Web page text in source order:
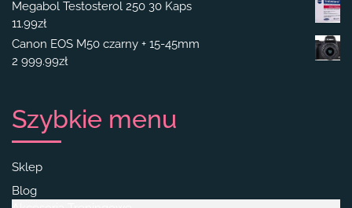
Megabol Testosterol 250 30 Kaps
11.99zł
Canon EOS M50 czarny + 15-45mm
2 999.99zł
Szybkie menu
Sklep
Blog